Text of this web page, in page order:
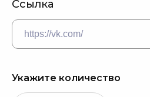
Ссылка
Укажите количество